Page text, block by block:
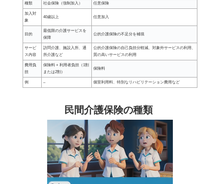
種類 社会保険（強制加入） 任意保険
加入対
象
40歳以上 任意加入
目的
最低限の介護サービスを
保障
公的介護保険の不足分を補填
サービ
ス内容
訪問介護、施設入所、通
所介護など
公的介護保険の自己負担分軽減、対象外サービスの利用、
質の高いサービスの利用
費用負
担
保険料 + 利用者負担（1割
または2割）
保険料
例 – 個室利用料、特別なリハビリテーション費用など
民間介護保険の種類